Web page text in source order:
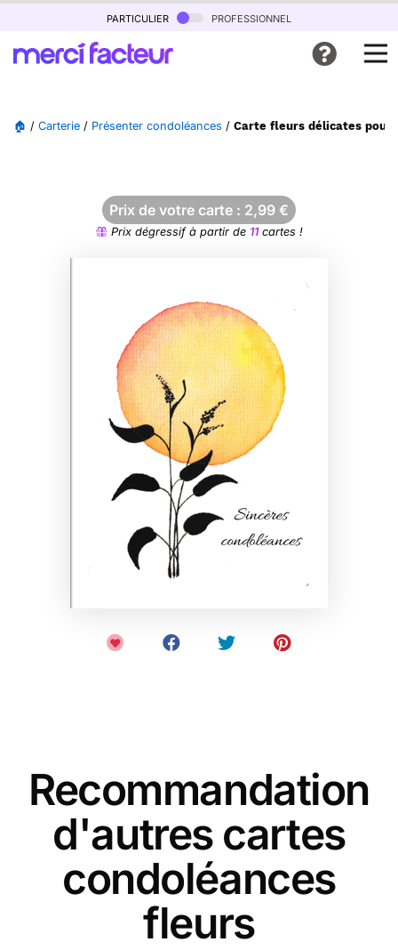
particulier professionnel
🏠 / Carterie / Présenter condoléances / Carte fleurs délicates pour
Prix de votre carte : 2,99 €
Prix dégressif à partir de 11cartes !
Recommandation
d'autres cartes
condoléances
fleurs